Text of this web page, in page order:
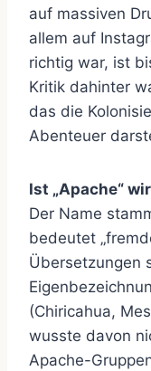
auf massiven
allem auf
richtig war, ist
Kritik dahinter
das die
Abenteuer
Ist „Apache“
Der Name
bedeutet
Übersetzungen
(Chiricahua,
wusste davon
Apache-